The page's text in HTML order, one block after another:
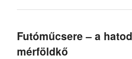
Futóműcsere – a
mérföldkő